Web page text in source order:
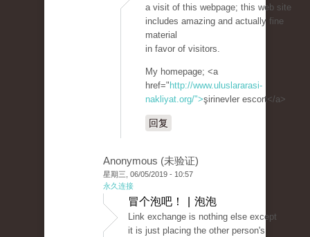
a visit of this webpage; this web site
includes amazing and actually fine
material
in favor of visitors.
My homepage; <a
href=" http://www.uluslararasi-
nakliyat.org/">şirinevler escort</a>
回复
Anonymous (未验证)
星期三, 06/05/2019 - 10:57
永久连接
冒个泡吧！ | 泡泡
Link exchange is nothing else except
it is just placing the other person's